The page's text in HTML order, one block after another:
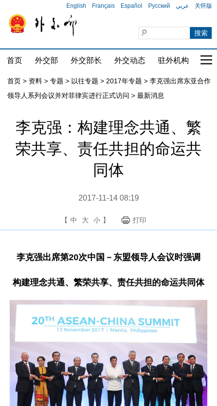
English Français Español Русский عربي 关怀版
首页 外交部 外交部长 外交动态 驻外机构 国
首页 > 资料 > 专题 > 以往专题 > 2017年专题 > 李克强出席东亚合作
领导人系列会议并对菲律宾进行正式访问 > 最新消息
李克强：构建理念共通、繁
荣共享、责任共担的命运共
同体
2017-11-14 08:19
【 中 大 小 】 打印
李克强出席第20次中国－东盟领导人会议时强调
构建理念共通、繁荣共享、责任共担的命运共同体